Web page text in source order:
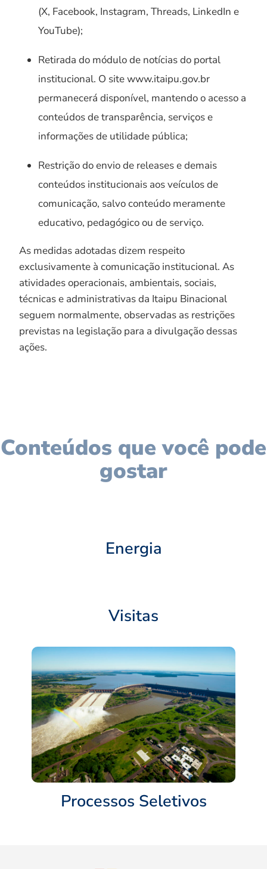
(X, Facebook, Instagram, Threads, LinkedIn e
YouTube);
Retirada do módulo de notícias do portal
institucional. O site www.itaipu.gov.br
permanecerá disponível, mantendo o acesso a
conteúdos de transparência, serviços e
informações de utilidade pública;
Restrição do envio de releases e demais
conteúdos institucionais aos veículos de
comunicação, salvo conteúdo meramente
educativo, pedagógico ou de serviço.
As medidas adotadas dizem respeito
exclusivamente à comunicação institucional. As
atividades operacionais, ambientais, sociais,
técnicas e administrativas da Itaipu Binacional
seguem normalmente, observadas as restrições
previstas na legislação para a divulgação dessas
ações.
Conteúdos que você pode
gostar
Energia
Visitas
Processos Seletivos